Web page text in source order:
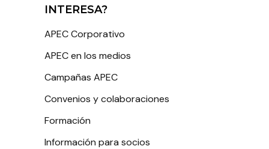
INTERESA?
APEC Corporativo
APEC en los medios
Campañas APEC
Convenios y colaboraciones
Formación
Información para socios